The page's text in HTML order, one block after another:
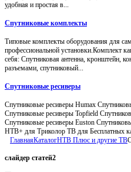
удобная и простая в...
Спутниковые комплекты
Типовые комплекты оборудования для
профессиональной установки.Комплект
себя: Спутниковая антенна, кронштейн,
разъемами, спутниковый...
Спутниковые ресиверы
Спутниковые ресиверы Humax
Спутниковые ресиверы Topfield
Спутниковые ресиверы Euston
НТВ+ для Триколор ТВ для Бесплатных
ГлавнаяКаталогНТВ Плюс и другие ТВ
слайдер статей2